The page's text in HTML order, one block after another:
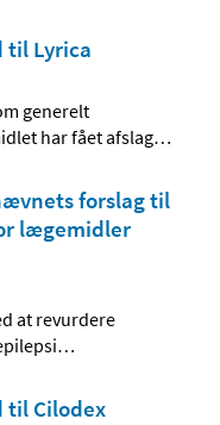
til Lyrica
generelt
har fået afslag…
forslag til
lægemidler
at revurdere
…
til Cilodex